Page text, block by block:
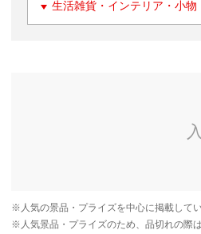
生活雑貨・インテリア・小物